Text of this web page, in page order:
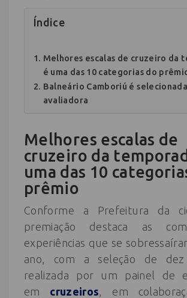
Índice
Melhores escalas de cruzeiro da
é uma das 10 categorias do
Balneário Camboriú é
avaliadora
Melhores escalas de
cruzeiro da
uma das 10
prêmio
Conforme a Prefeitura da
premiação destaca as
experiências que se
ano, com a seleção de dez
realizada por um painel de
em cruzeiros , em